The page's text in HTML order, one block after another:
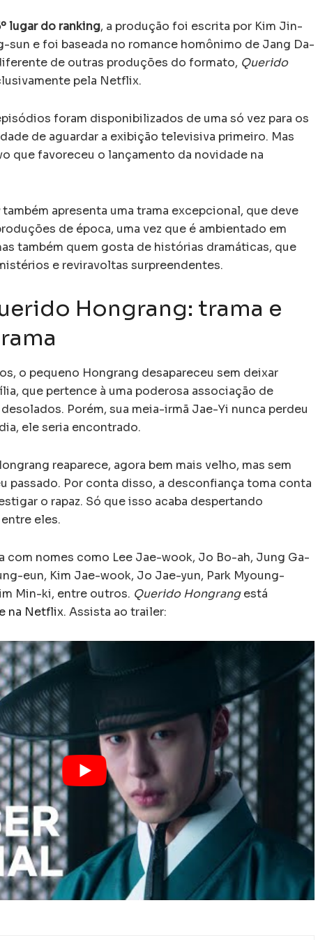
lugar do ranking, a produção foi escrita por Kim Jin-
sun e foi baseada no romance homônimo de Jang Da-
de outras produções do formato, Querido
pela Netflix.
foram disponibilizados de uma só vez para os
de aguardar a exibição televisiva primeiro. Mas
que favoreceu o lançamento da novidade na
também apresenta uma trama excepcional, que deve
de época, uma vez que é ambientado em
também quem gosta de histórias dramáticas, que
e reviravoltas surpreendentes.
Hongrang: trama e
o pequeno Hongrang desapareceu sem deixar
que pertence à uma poderosa associação de
Porém, sua meia-irmã Jae-Yi nunca perdeu
ele seria encontrado.
reaparece, agora bem mais velho, mas sem
passado. Por conta disso, a desconfiança toma conta
o rapaz. Só que isso acaba despertando
eles.
com nomes como Lee Jae-wook, Jo Bo-ah, Jung Ga-
eun, Kim Jae-wook, Jo Jae-yun, Park Myoung-
Min-ki, entre outros. Querido Hongrangestá
na Netflix. Assista ao trailer: